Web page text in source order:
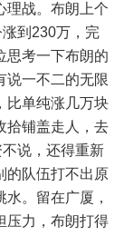
理战。布朗上个
到230万，完
思考一下布朗的
说一不二的无限
比单纯涨几万块
拾铺盖走人，去
说，还得重新
的队伍打不出原
。留在广厦，
压力，布朗打得